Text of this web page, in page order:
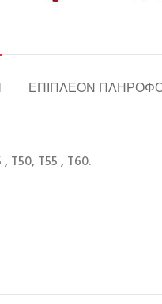
ΕΠΙΠΛΈΟΝ
T50, T55 , T60.